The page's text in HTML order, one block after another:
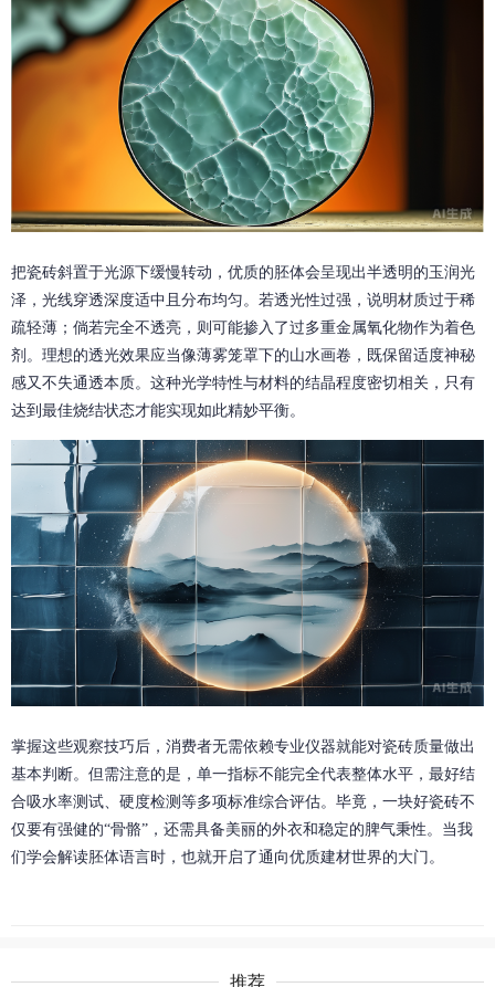
把瓷砖斜置于光源下缓慢转动，优质的胚体会呈现出半透明的玉润光
泽，光线穿透深度适中且分布均匀。若透光性过强，说明材质过于稀
疏轻薄；倘若完全不透亮，则可能掺入了过多重金属氧化物作为着色
剂。理想的透光效果应当像薄雾笼罩下的山水画卷，既保留适度神秘
感又不失通透本质。这种光学特性与材料的结晶程度密切相关，只有
达到最佳烧结状态才能实现如此精妙平衡。
掌握这些观察技巧后，消费者无需依赖专业仪器就能对瓷砖质量做出
基本判断。但需注意的是，单一指标不能完全代表整体水平，最好结
合吸水率测试、硬度检测等多项标准综合评估。毕竟，一块好瓷砖不
仅要有强健的“骨骼”，还需具备美丽的外衣和稳定的脾气秉性。当我
们学会解读胚体语言时，也就开启了通向优质建材世界的大门。
推荐